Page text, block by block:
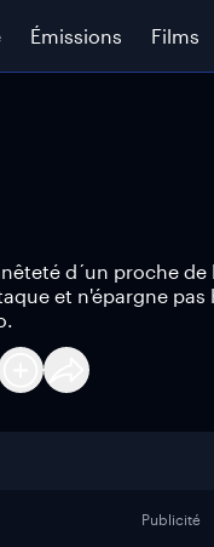
Émissions Films
d´un proche de
et n'épargne pas
Publicité